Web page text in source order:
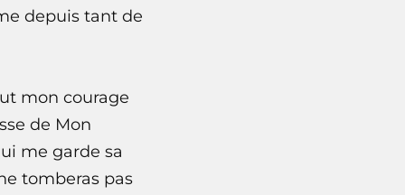
depuis tant de
mon courage
de Mon
me garde sa
tomberas pas